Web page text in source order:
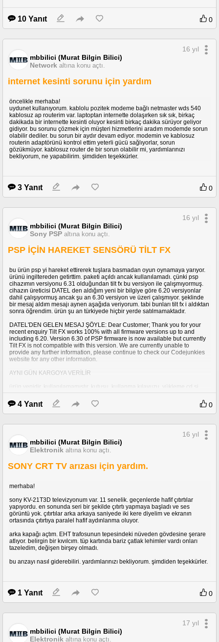
10 Yanıt 0
mbbilici (Murat Bilgin Bilici)
Network altına konu açtı.
16 yıl
internet kesinti sorunu için yardım
öncelikle merhaba!
uydunet kullanıyorum. kablolu pozitek modeme bağlı netmaster wds 540
kablosuz ap routerim var. laptoptan internette dolaşırken sık sık, birkaç
dakikada bir internette kesinti oluyor kesinti birkaç dakika sürüyor geliyor
gidiyor. bu sorunu çözmek için müşteri hizmetlerini aradım modemde sorun
olabilir dediler. bu sorun bir aydır devam ediyor. modemin ve kablosuz
routerin adaptörünü kontrol ettim yeterli gücü sağlıyorlar, sorun
gözükmüyor. kablosuz router de bir sorun olabilir mi, yardımlarınızı
bekliyorum, ne yapabilirim. şimdiden teşekkürler.
3 Yanıt 0
mbbilici (Murat Bilgin Bilici)
Sony PSP altına konu açtı.
16 yıl
PSP İÇİN HAREKET SENSÖRÜ TİLT FX
bu ürün psp yi hareket ettirerek tuşlara basmadan oyun oynamaya yarıyor.
ürünü ingiltereden getirttim. paketi açıldı ancak kullanılamadı. çünki psp
cihazımın versiyonu 6.31 olduğundan tilt fx bu versiyon ile çalışmıyormuş.
cihazın üreticisi DATEL den aldığım yeni bir bilgiye göre 6.20 versiyonlar
dahil çalışıyormuş ancak şu an 6.30 versiyon ve üzeri çalışmıyor. şeklinde
bir mesaj aldım mesajı aynen aşağıda veriyorum. tabi bunları tilt fx i aldıktan
sonra öğrendim. ürün şu an türkiyede hiçbir yerde satılmamaktadır.
DATEL'DEN GELEN MESAJ ŞÖYLE: Dear Customer; Thank you for your
recent enquiry Tilt FX works 100% with all firmware versions up to and
including 6.20. Version 6.30 of PSP firmware is now available but currently
Tilt FX is not compatible with this version. We are currently unable to
provide any further information, please continue to check our Codejunkies
website for any other information.
AYNI GÜN KARGOYA VERİLİR
lisans anahtarı vardır. hiçbir sorunu yoktur. yukarıda anlattığım versiyon
nedeniyle kullanamadığımdan dolayı satıyorum.
gittigidiyor ilan no: 29613096
4 Yanıt 0
mbbilici (Murat Bilgin Bilici)
Elektronik altına konu açtı.
16 yıl
SONY CRT TV arızası için yardım.
merhaba!
sony KV-21T3D televizyonum var. 11 senelik. geçenlerde hafif çıtırtılar
yapıyordu. en sonunda seri bir şekilde çıtırtı yapmaya başladı ve ses
görüntü yok. çıtırtılar arka arkaya saniyede iki kere diyelim ve ekranın
ortasında çıtırtıya paralel hafif aydınlanma oluyor.
arka kapağı açtım. EHT trafosunun tepesindeki nüveden gövdesine şerare
atlıyor. belirgin bir kıvılcım. tüp kartında bariz çatlak lehimler vardı onları
tazeledim, değişen birşey olmadı.
bu arızayı nasıl giderebiliri. yardımlarınızı bekliyorum. şimdiden teşekkürler.
1 Yanıt 0
mbbilici (Murat Bilgin Bilici)
Elektronik altına konu açtı.
17 yıl